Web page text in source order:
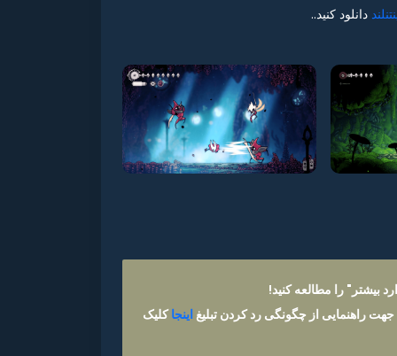
دانلود کنید..
بیشتر" را مطالعه کنید!
راهنمایی از چگونگی رد کردن تبلیغ اینجاکلیک